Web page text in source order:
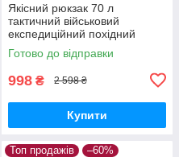
Якісний рюкзак 70 л
тактичний військовий
експедиційний похідний
місткий трекінговий.
червоний, 2, чоловічий
Готово до відправки
998 ₴ 2 598 ₴
Купити
Топ продажів –60%